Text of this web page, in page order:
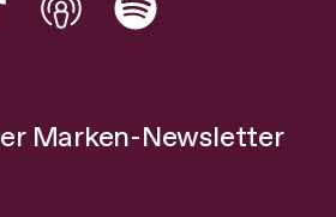
Marken-Newsletter